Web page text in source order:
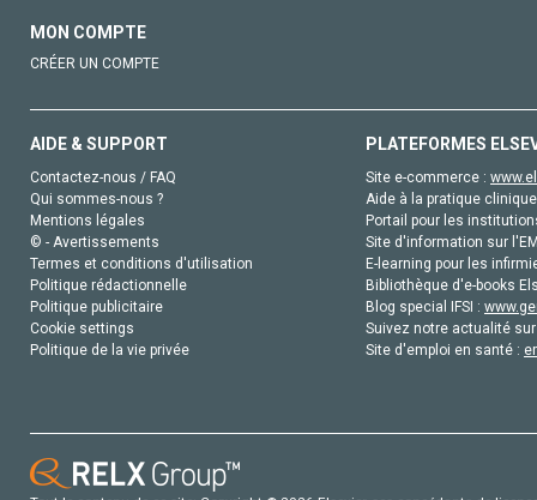
MON COMPTE
CRÉER UN COMPTE
AIDE & SUPPORT
Contactez-nous / FAQ
Qui sommes-nous ?
Mentions légales
© - Avertissements
Termes et conditions d'utilisation
Politique rédactionnelle
Politique publicitaire
Cookie settings
Politique de la vie privée
PLATEFORMES
Site e-commerce :
Aide à la pratique
Portail pour les
Site d'information sur
E-learning pour les
Bibliothèque d'e-books
Blog special IFSI :
Suivez notre actualité
Site d'emploi en santé :